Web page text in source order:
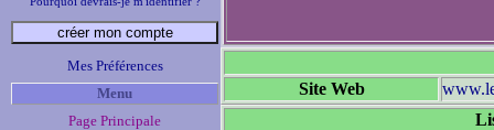
Mes Préférences
Menu
Page Principale
Site Web